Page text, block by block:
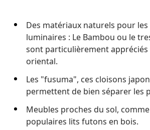
Des matériaux naturels pour
luminaires : Le Bambou ou le
sont particulièrement appréciés
oriental.
Les "fusuma", ces cloisons
permettent de bien séparer les
Meubles proches du sol,
populaires lits futons en bois.